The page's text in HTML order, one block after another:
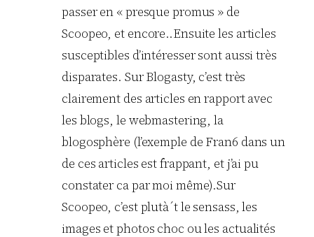
passer en « presque promus » de
Scoopeo, et encore..Ensuite les articles
susceptibles d’intéresser sont aussi très
disparates. Sur Blogasty, c’est très
clairement des articles en rapport avec
les blogs, le webmastering, la
blogosphère (l’exemple de Fran6 dans un
de ces articles est frappant, et j’ai pu
constater ca par moi même).Sur
Scoopeo, c’est plutà´t le sensass, les
images et photos choc ou les actualités